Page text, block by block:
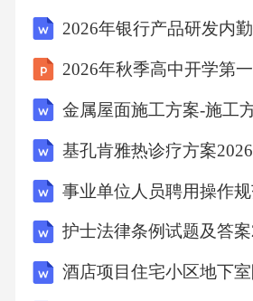
编号：
事业单位招聘笔试真题
临平事业单位招聘笔试真题第2
《专家解析》
类型，接着通过“大量科学数据
金属屋面施工方案-施工
事业单位人员聘用操作
护士法律条例试题及答
酒店项目住宅小区地下